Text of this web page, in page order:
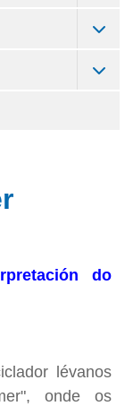
do
lévanos
onde os